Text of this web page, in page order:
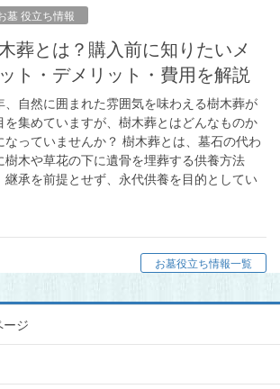
墓 役立ち情報
ト・デメリット・費用を解説
、自然に囲まれた雰囲気を味わえる樹木葬が
を集めていますが、樹木葬とはどんなものか
なっていませんか？ 樹木葬とは、墓石の代わ
樹木や草花の下に遺骨を埋葬する供養方法
継承を前提とせず、永代供養を目的としてい
お墓役立ち情報一覧
ジ